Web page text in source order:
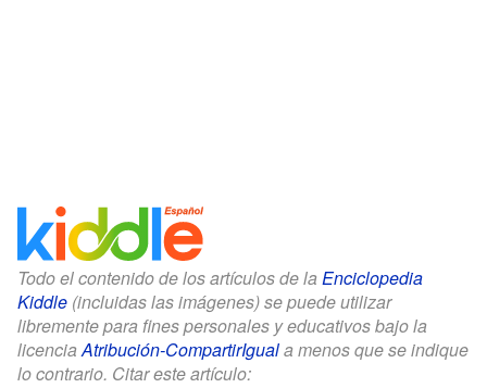
Todo el contenido de los artículos de la Enciclopedia
Kiddle (incluidas las imágenes) se puede utilizar
libremente para fines personales y educativos bajo la
licenciaAtribución-CompartirIguala menos que se indique
lo contrario. Citar este artículo: